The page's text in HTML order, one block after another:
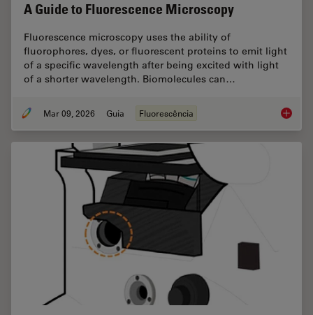
A Guide to Fluorescence Microscopy
Fluorescence microscopy uses the ability of
fluorophores, dyes, or fluorescent proteins to emit light
of a specific wavelength after being excited with light
of a shorter wavelength. Biomolecules can…
Mar 09, 2026 Guia Fluorescência A